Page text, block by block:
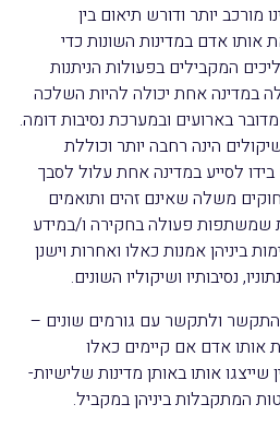
מורכב יותר ודורש תיאום בין
אותו אדם במדינות השונות כדי
המקבילים בפעולות הניתנות
במדינה אחת יכולה להיות השלכה
בארועים ובמערכת נסיבות דומה.
הינה רחבה יותר וכוללת
לסייע במדינה אחת עלול לסבך
משלה שאינם זהים ותואמים
שמשתפות פעולה בחקירה ו/במידע
ביניהן אמנות כאלו ואחרות וישנן
נסיבותיו ושיקוליו השונים.
ולתקשר עם גורמים שונים –
אותו אדם אם קיימים כאלו
שייצגו אותו באותן מדינות שלישיות-
המתקבלות ביניהן במקביל.